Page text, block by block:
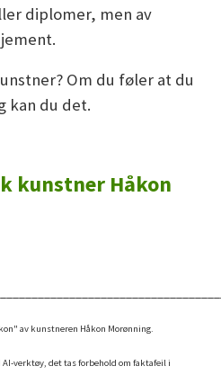
diplomer, men av
Om du føler at du
kan du det.
kunstner Håkon
av kunstneren Håkon Morønning.
verktøy, det tas forbehold om faktafeil i